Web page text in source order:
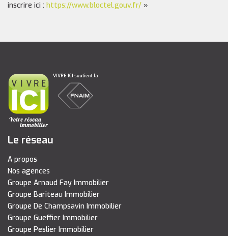
inscrire ici : https://www.bloctel.gouv.fr/ »
Le réseau
A propos
Nos agences
Groupe Arnaud Fay Immobilier
Groupe Bariteau Immobilier
Groupe De Champsavin Immobilier
Groupe Gueffier Immobilier
Groupe Peslier Immobilier